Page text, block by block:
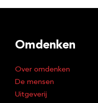
Omdenken
Over omdenken
De mensen
Uitgeverij